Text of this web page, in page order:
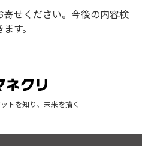
せください。今後の内容検
す。
トを知り、未来を描く